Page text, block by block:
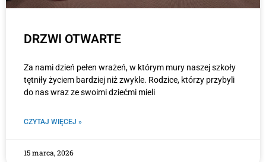
DRZWI OTWARTE
Za nami dzień pełen wrażeń, w którym mury naszej szkoły
tętniły życiem bardziej niż zwykle. Rodzice, którzy przybyli
do nas wraz ze swoimi dziećmi mieli
CZYTAJ WIĘCEJ »
15 marca, 2026